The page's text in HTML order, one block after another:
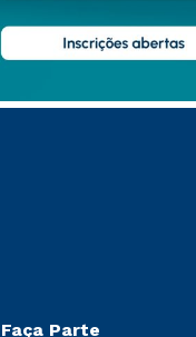
Faça Parte